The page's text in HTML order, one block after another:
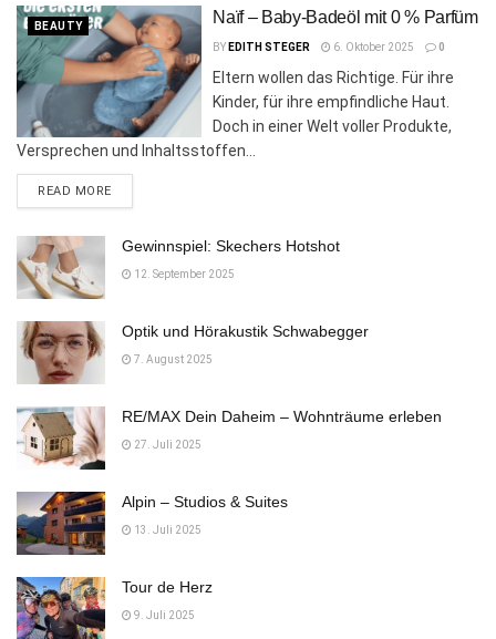
BEAUTY Naïf – Baby-Badeöl mit 0 % Parfüm
BY EDITH STEGER 6. Oktober 2025 0
Eltern wollen das Richtige. Für ihre
Kinder, für ihre empfindliche Haut.
Doch in einer Welt voller Produkte,
Versprechen und Inhaltsstoffen...
READ MOREDETAILS
Gewinnspiel: Skechers Hotshot
12. September 2025
Optik und Hörakustik Schwabegger
7. August 2025
RE/MAX Dein Daheim – Wohnträume erleben
27. Juli 2025
Alpin – Studios & Suites
13. Juli 2025
Tour de Herz
9. Juli 2025